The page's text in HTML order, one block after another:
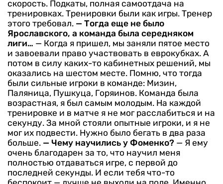
скорость. Подкаты, полная самоотдача на
тренировках. Тренировки были как игры. Тренер
этого требовал. — Тогда еще не было
Ярославского, а команда была середняком
лиги… — Когда я пришел, мы заняли пятое место
и завоевали право участвовать в еврокубках. А
потом в силу каких-то кабинетных решений, мы
оказались на шестом месте. Помню, что тогда
были сильные игроки в команде: Мизин,
Паляница, Пушкуца, Горяинов. Команда была
возрастная, я был самым молодым. На каждой
тренировке и в матче я не мог расслабиться и на
секунду. За мной стояли опытные игроки, и я не
мог их подвести. Нужно было бегать в два раза
больше. — Чему научились у Фоменко? — Я ему
очень благодарен за то, что научил меня
полностью отдаваться игре, с первой до
последней секунды. И если тебя что-то